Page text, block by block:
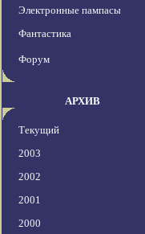
Электронные пампасы
Фантастика
Форум
АРХИВ
Текущий
2003
2002
2001
2000